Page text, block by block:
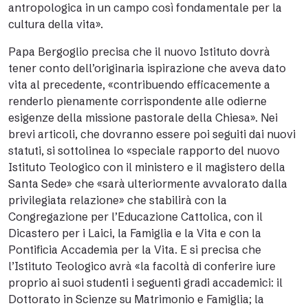
antropologica in un campo così fondamentale per la
cultura della vita».
Papa Bergoglio precisa che il nuovo Istituto dovrà
tener conto dell’originaria ispirazione che aveva dato
vita al precedente, «contribuendo efficacemente a
renderlo pienamente corrispondente alle odierne
esigenze della missione pastorale della Chiesa». Nei
brevi articoli, che dovranno essere poi seguiti dai nuovi
statuti, si sottolinea lo «speciale rapporto del nuovo
Istituto Teologico con il ministero e il magistero della
Santa Sede» che «sarà ulteriormente avvalorato dalla
privilegiata relazione» che stabilirà con la
Congregazione per l’Educazione Cattolica, con il
Dicastero per i Laici, la Famiglia e la Vita e con la
Pontificia Accademia per la Vita. E si precisa che
l’Istituto Teologico avrà «la facoltà di conferire iure
proprio ai suoi studenti i seguenti gradi accademici: il
Dottorato in Scienze su Matrimonio e Famiglia; la